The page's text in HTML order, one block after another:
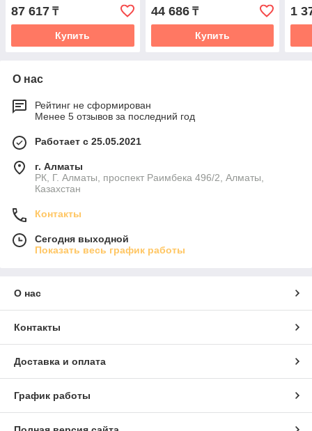
плетение тройной ромб
87 617 ₸
Купить
плетение двойной ромб
44 686₸
Купить
1
О нас
Рейтинг не сформирован
Менее 5 отзывов за последний год
Работает с 25.05.2021
г. Алматы
РК, Г. Алматы, проспект Раимбека 496/2, Алматы,
Казахстан
Контакты
Сегодня выходной
Показать весь график работы
О нас
Контакты
Доставка и оплата
График работы